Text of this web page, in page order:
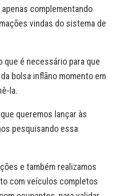
complementando
vindas do sistema de
que é necessário para que
bolsa inflãno momento em
la.
queremos lançar às
pesquisando essa
e também realizamos
com veículos completos